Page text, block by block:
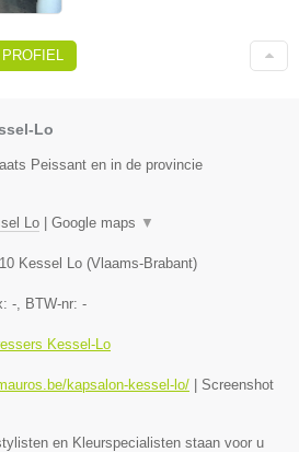
Lo
Peissant en in de provincie
Lo | Google maps ▼
Kessel Lo (Vlaams-Brabant)
- , BTW-nr: -
Kessel-Lo
kapsalon-kessel-lo/ | Screenshot
en Kleurspecialisten staan voor u